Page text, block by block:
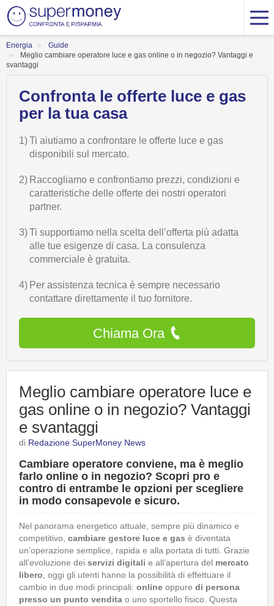
Energia
Guide
Meglio cambiare operatore luce e gas online o in negozio? Vantaggi e
svantaggi
Confronta le offerte luce e gas
per la tua casa
1)Ti aiutiamo a confrontare le offerte luce e gas
disponibili sul mercato.
2) Raccogliamo e confrontiamo prezzi, condizioni e
caratteristiche delle offerte dei nostri operatori
partner.
3)Ti supportiamo nella scelta dell’offerta più adatta
alle tue esigenze di casa. La consulenza
commerciale è gratuita.
4) Per assistenza tecnica è sempre necessario
contattare direttamente il tuo fornitore.
Chiama Ora
Meglio cambiare operatore luce e
gas online o in negozio? Vantaggi
e svantaggi
di Redazione SuperMoney News
Cambiare operatore conviene, ma è meglio
farlo online o in negozio? Scopri pro e
contro di entrambe le opzioni per scegliere
in modo consapevole e sicuro.
Nel panorama energetico attuale, sempre più dinamico e
competitivo, cambiare gestore luce e gas è diventata
un’operazione semplice, rapida e alla portata di tutti. Grazie
all’evoluzione dei servizi digitali e all’apertura del mercato
libero , oggi gli utenti hanno la possibilità di effettuare il
cambio in due modi principali: online oppure di persona
presso un punto vendita o uno sportello fisico. Questa